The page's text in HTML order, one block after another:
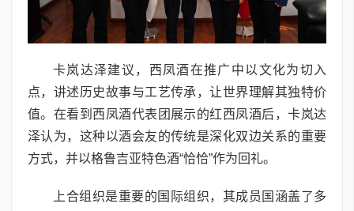
卡岚达泽建议，西凤酒在推广中以文化为切入
点，讲述历史故事与工艺传承，让世界理解其独特价
值。在看到西凤酒代表团展示的红西凤酒后，卡岚达
泽认为，这种以酒会友的传统是深化双边关系的重要
方式，并以格鲁吉亚特色酒“恰恰”作为回礼。
上合组织是重要的国际组织，其成员国涵盖了多